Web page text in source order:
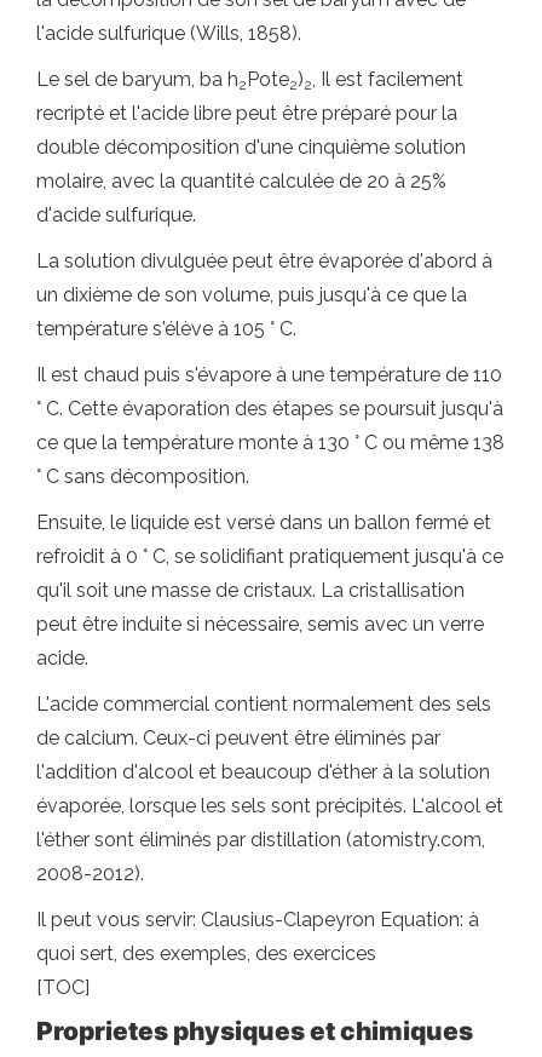
l'acide sulfurique (Wills, 1858).
Le sel de baryum, ba h2Pote2)2
, Il est facilement
recripté et l'acide libre peut être préparé pour la
double décomposition d'une cinquième solution
molaire, avec la quantité calculée de 20 à 25%
d'acide sulfurique.
La solution divulguée peut être évaporée d'abord à
un dixième de son volume, puis jusqu'à ce que la
température s'élève à 105 ° C.
Il est chaud puis s'évapore à une température de 110
° C. Cette évaporation des étapes se poursuit jusqu'à
ce que la température monte à 130 ° C ou même 138
° C sans décomposition.
Ensuite, le liquide est versé dans un ballon fermé et
refroidit à 0 ° C, se solidifiant pratiquement jusqu'à ce
qu'il soit une masse de cristaux. La cristallisation
peut être induite si nécessaire, semis avec un verre
acide.
L'acide commercial contient normalement des sels
de calcium. Ceux-ci peuvent être éliminés par
l'addition d'alcool et beaucoup d'éther à la solution
évaporée, lorsque les sels sont précipités. L'alcool et
l'éther sont éliminés par distillation (atomistry.com,
2008-2012).
Il peut vous servir: Clausius-Clapeyron Equation: à
quoi sert, des exemples, des exercices
[TOC]
Proprietes physiques et chimiques